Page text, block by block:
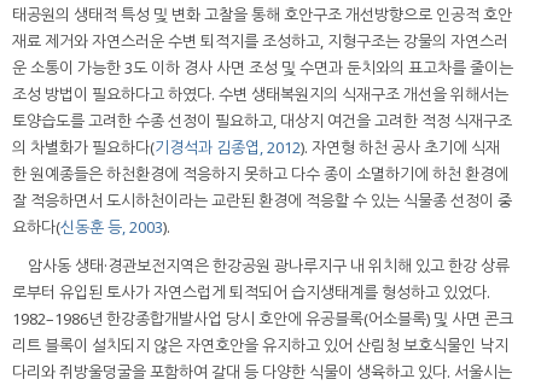
태공원의 생태적 특성 및 변화 고찰을 통해 호안구조 개선방향으로 인공적 호안
재료 제거와 자연스러운 수변 퇴적지를 조성하고, 지형구조는 강물의 자연스러
운 소통이 가능한 3도 이하 경사 사면 조성 및 수면과 둔치와의 표고차를 줄이는
조성 방법이 필요하다고 하였다. 수변 생태복원지의 식재구조 개선을 위해서는
토양습도를 고려한 수종 선정이 필요하고, 대상지 여건을 고려한 적정 식재구조
의 차별화가 필요하다(기경석과 김종엽, 2012). 자연형 하천 공사 초기에 식재
한 원예종들은 하천환경에 적응하지 못하고 다수 종이 소멸하기에 하천 환경에
잘 적응하면서 도시하천이라는 교란된 환경에 적응할 수 있는 식물종 선정이 중
요하다(신동훈 등, 2003).
암사동 생태·경관보전지역은 한강공원 광나루지구 내 위치해 있고 한강 상류
로부터 유입된 토사가 자연스럽게 퇴적되어 습지생태계를 형성하고 있었다.
1982–1986년 한강종합개발사업 당시 호안에 유공블록(어소블록) 및 사면 콘크
리트 블록이 설치되지 않은 자연호안을 유지하고 있어 산림청 보호식물인 낙지
다리와 쥐방울덩굴을 포함하여 갈대 등 다양한 식물이 생육하고 있다. 서울시는